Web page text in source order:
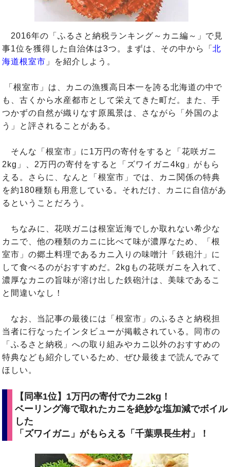
2016年の「ふるさと納税ランキング～カニ編～」で見
事1位を獲得した自治体は3つ。まずは、その中から「北
海道根室市 」を紹介しよう。
「根室市」は、カニの漁獲高日本一を誇る北海道の中で
も、古くから水産都市として栄えてきた町だ。また、手
つかずの自然が織りなす原風景は、さながら「外国のよ
う」と評されることがある。
そんな「根室市」に1万円の寄付をすると「花咲ガニ
2kg」、2万円の寄付をすると「ズワイガニ4kg」がもら
える。さらに、なんと「根室市」では、カニ関係の特典
を約180種類も用意している。それだけ、カニに自信があ
るということだろう。
ちなみに、花咲ガニは根室近海でしか取れない希少な
カニで、他の種類のカニに比べて味が濃厚なため、「根
室市」の郷土料理であるカニ入りの味噌汁「鉄砲汁」に
して食べるのがおすすめだ。2kgもの花咲ガニを入れて、
濃厚なカニの旨味が溶け出した鉄砲汁は、美味であるこ
と間違いなし！
なお、当記事の最後には「根室市」のふるさと納税担
当者に行なったインタビューが掲載されている。同市の
「ふるさと納税」への取り組みやカニ以外のおすすめの
特典なども紹介しているため、ぜひ最後まで読んでみて
ほしい。
【同率1位】1万円の寄付でカニ2kg！
ベーリング海で取れたカニを絶妙な塩加減でボイル
した
「ズワイガニ」がもらえる「千葉県長生村」！